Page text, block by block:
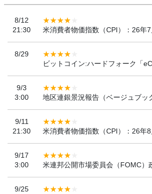
8/12
21:30
米消費者物価指数（CPI）：26年
8/29
ビットコイン:ハードフォーク「
9/3
3:00
地区連銀景況報告（ベージュブッ
9/11
21:30
米消費者物価指数（CPI）：26年
9/17
3:00
米連邦公開市場委員会（FOMC）
9/25